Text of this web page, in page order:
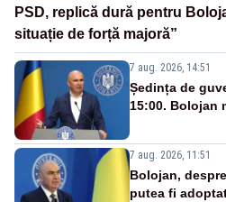
PSD, replică dură pentru
situație de forță majoră”
7 aug. 2026, 14:51
Ședința de
15:00. Bolojan
7 aug. 2026, 11:51
Bolojan,
putea fi